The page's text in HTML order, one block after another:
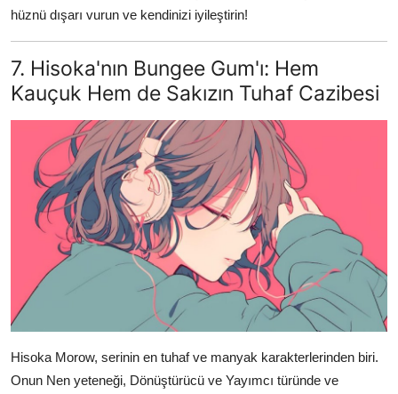
hüznü dışarı vurun ve kendinizi iyileştirin!
7. Hisoka'nın Bungee Gum'ı: Hem
Kauçuk Hem de Sakızın Tuhaf Cazibesi
Hisoka Morow, serinin en tuhaf ve manyak karakterlerinden biri.
Onun Nen yeteneği, Dönüştürücü ve Yayımcı türünde ve